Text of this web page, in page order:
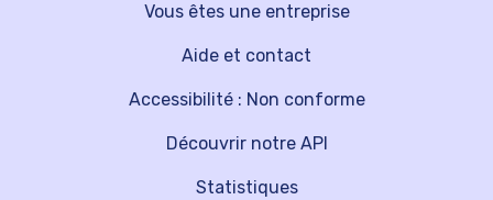
Vous êtes une entreprise
Découvrir notre API
Aide et contact
Statistiques
Accessibilité : Non conforme